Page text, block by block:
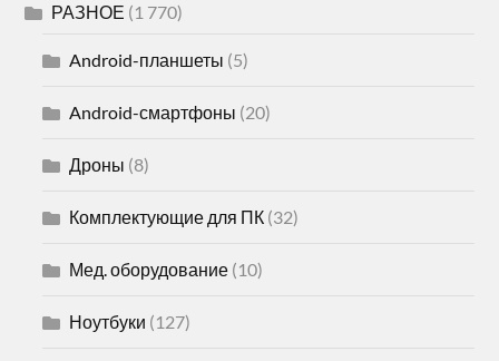
РАЗНОЕ (1 770)
Android-планшеты (5)
Android-смартфоны (20)
Дроны (8)
Комплектующие для ПК (32)
Мед. оборудование (10)
Ноутбуки (127)